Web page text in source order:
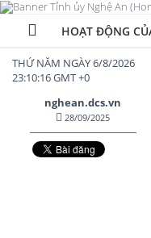
HOẠT ĐỘNG
THỨ NĂM NGÀY 6/8/2026
23:10:18 GMT +0
nghean.dcs.vn
28/09/2025